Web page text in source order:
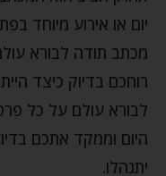
יום או אירוע מיוחד
מכתב תודה לבורא עולם
רוחכם בדיוק כיצד
לבורא עולם על כל פרט
היום וממקד אתכם
יתנהלו.